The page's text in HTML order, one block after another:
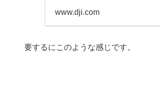
www.dji.com
要するにこのような感じです。